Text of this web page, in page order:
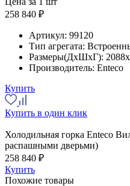
258 840 ₽
Артикул: 99120
Тип агрегата:
Размеры(ДхШхГ):
Производитель: Enteco
Купить
Купить в один клик
Холодильная горка Enteco
распашными дверьми)
258 840 ₽
Купить
Похожие товары